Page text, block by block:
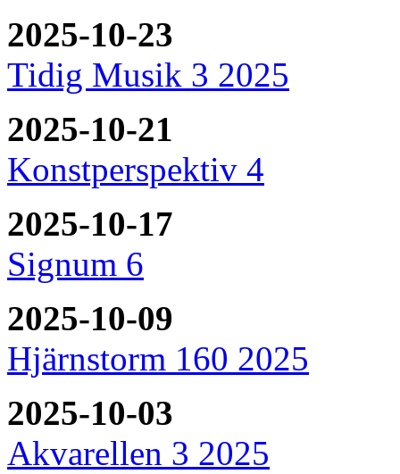
2025-10-23
Tidig Musik 3 2025
2025-10-21
Konstperspektiv 4
2025-10-17
Signum 6
2025-10-09
Hjärnstorm 160 2025
2025-10-03
Akvarellen 3 2025